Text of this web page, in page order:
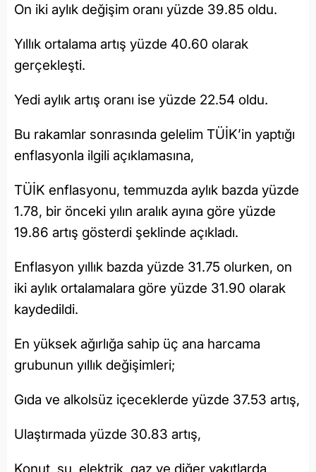
On iki aylık değişim oranı yüzde 39.85 oldu.
Yıllık ortalama artış yüzde 40.60 olarak
gerçekleşti.
Yedi aylık artış oranı ise yüzde 22.54 oldu.
Bu rakamlar sonrasında gelelim TÜİK’in yaptığı
enflasyonla ilgili açıklamasına,
TÜİK enflasyonu, temmuzda aylık bazda yüzde
1.78, bir önceki yılın aralık ayına göre yüzde
19.86 artış gösterdi şeklinde açıkladı.
Enflasyon yıllık bazda yüzde 31.75 olurken, on
iki aylık ortalamalara göre yüzde 31.90 olarak
kaydedildi.
En yüksek ağırlığa sahip üç ana harcama
grubunun yıllık değişimleri;
Gıda ve alkolsüz içeceklerde yüzde 37.53 artış,
Ulaştırmada yüzde 30.83 artış,